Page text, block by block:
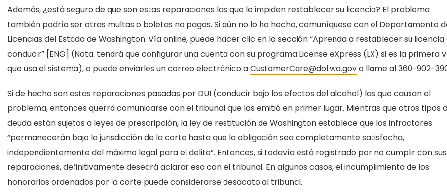
Además, ¿está seguro de que son estas reparaciones las que le impiden restablecer su licencia? El problema
también podría ser otras multas o boletas no pagas. Si aún no lo ha hecho, comuníquese con el Departamento
Licencias del Estado de Washington. Vía online, puede hacer clic en la sección“Aprenda a restablecer su licencia
conducir” [ENG] (Nota: tendrá que configurar una cuenta con su programa License eXpress (LX) si es la primera
que usa el sistema), o puede enviarles un correo electrónico aCustomerCare@dol.wa.govo llame al 360-902-
Si de hecho son estas reparaciones pasadas por DUI (conducir bajo los efectos del alcohol) las que causan el
problema, entonces querrá comunicarse con el tribunal que las emitió en primer lugar. Mientras que otros tipos
deuda están sujetos a leyes de prescripción, la ley de restitución de Washington establece que los infractores
“permanecerán bajo la jurisdicción de la corte hasta que la obligación sea completamente satisfecha,
independientemente del máximo legal para el delito”. Entonces, si todavía está registrado por no cumplir con sus
reparaciones, definitivamente deseará aclarar eso con el tribunal. En algunos casos, el incumplimiento de los
honorarios ordenados por la corte puede considerarse desacato al tribunal.